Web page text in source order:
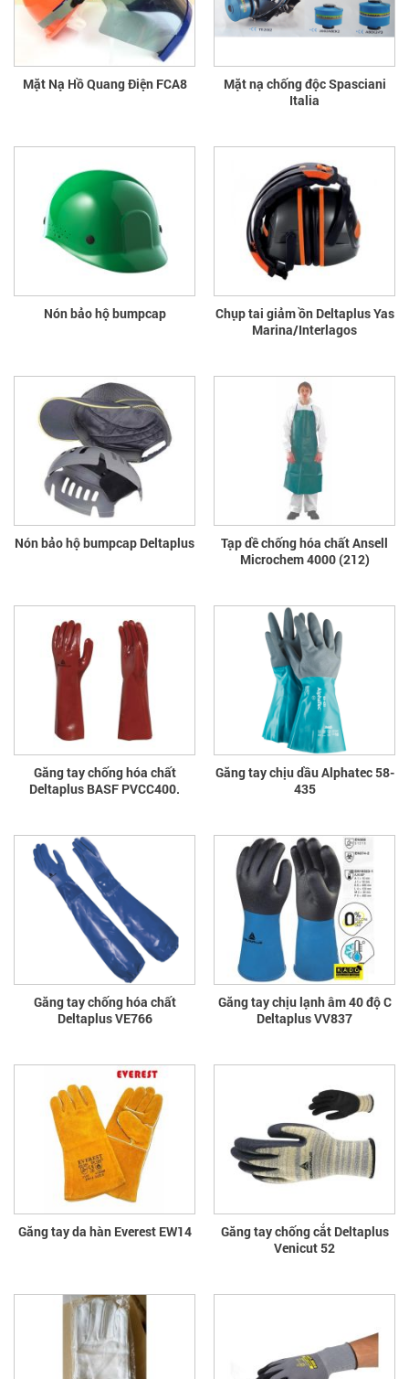
Mặt Nạ Hồ Quang Điện FCA8
Mặt nạ chống độc Spasciani
Italia
Nón bảo hộ bumpcap
Chụp tai giảm ồn Deltaplus Yas
Marina/Interlagos
Nón bảo hộ bumpcap Deltaplus
Tạp dề chống hóa chất Ansell
Microchem 4000 (212)
Găng tay chống hóa chất
Deltaplus BASF PVCC400.
Găng tay chịu dầu Alphatec 58-
435
Găng tay chống hóa chất
Deltaplus VE766
Găng tay chịu lạnh âm 40 độ C
Deltaplus VV837
Găng tay da hàn Everest EW14
Găng tay chống cắt Deltaplus
Venicut 52